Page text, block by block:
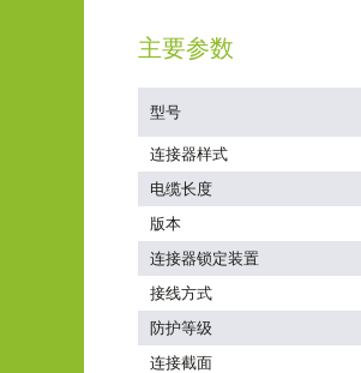
主要参数
型号
连接器样式
电缆长度
版本
连接器锁定装置
接线方式
防护等级
连接截面